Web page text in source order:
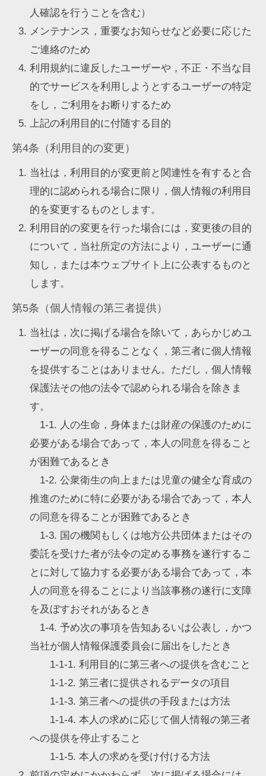
人確認を行うことを含む）
メンテナンス，重要なお知らせなど必要に応じた
ご連絡のため
利用規約に違反したユーザーや，不正・不当な目
的でサービスを利用しようとするユーザーの特定
をし，ご利用をお断りするため
上記の利用目的に付随する目的
第4条（利用目的の変更）
当社は，利用目的が変更前と関連性を有すると合
理的に認められる場合に限り，個人情報の利用目
的を変更するものとします。
利用目的の変更を行った場合には，変更後の目的
について，当社所定の方法により，ユーザーに通
知し，または本ウェブサイト上に公表するものと
します。
第5条（個人情報の第三者提供）
当社は，次に掲げる場合を除いて，あらかじめユ
ーザーの同意を得ることなく，第三者に個人情報
を提供することはありません。ただし，個人情報
保護法その他の法令で認められる場合を除きま
す。
1-1. 人の生命，身体または財産の保護のために
必要がある場合であって，本人の同意を得ること
が困難であるとき
1-2. 公衆衛生の向上または児童の健全な育成の
推進のために特に必要がある場合であって，本人
の同意を得ることが困難であるとき
1-3. 国の機関もしくは地方公共団体またはその
委託を受けた者が法令の定める事務を遂行するこ
とに対して協力する必要がある場合であって，本
人の同意を得ることにより当該事務の遂行に支障
を及ぼすおそれがあるとき
1-4. 予め次の事項を告知あるいは公表し，かつ
当社が個人情報保護委員会に届出をしたとき
1-1-1. 利用目的に第三者への提供を含むこと
1-1-2. 第三者に提供されるデータの項目
1-1-3. 第三者への提供の手段または方法
1-1-4. 本人の求めに応じて個人情報の第三者
への提供を停止すること
1-1-5. 本人の求めを受け付ける方法